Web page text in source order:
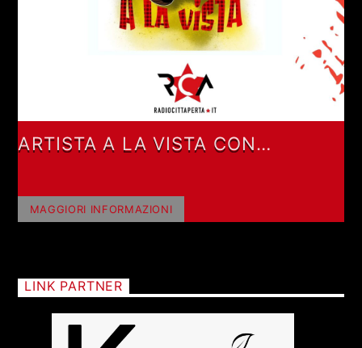
ARTISTA A LA VISTA CON
MAGGIORI INFORMAZIONI
LINK PARTNER